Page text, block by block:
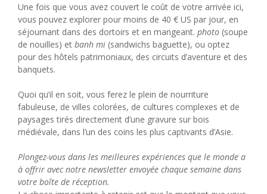
Une fois que vous avez couvert le coût de votre arrivée ici,
vous pouvez explorer pour moins de 40 € US par jour, en
séjournant dans des dortoirs et en mangeant. photo (soupe
de nouilles) et banh mi (sandwichs baguette), ou optez
pour des hôtels patrimoniaux, des circuits d’aventure et des
banquets.
Quoi qu’il en soit, vous ferez le plein de nourriture
fabuleuse, de villes colorées, de cultures complexes et de
paysages tirés directement d’une gravure sur bois
médiévale, dans l’un des coins les plus captivants d’Asie.
Plongez-vous dans les meilleures expériences que le monde a
à offrir avec notre newsletter envoyée chaque semaine dans
votre boîte de réception.